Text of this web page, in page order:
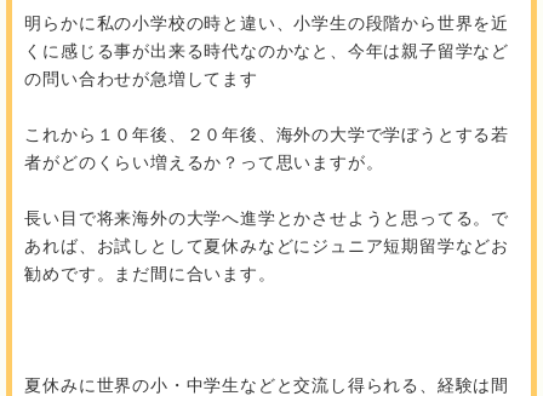
明らかに私の小学校の時と違い、小学生の段階から世界を近
くに感じる事が出来る時代なのかなと、今年は親子留学など
の問い合わせが急増してます
これから１０年後、２０年後、海外の大学で学ぼうとする若
者がどのくらい増えるか？って思いますが。
長い目で将来海外の大学へ進学とかさせようと思ってる。で
あれば、お試しとして夏休みなどにジュニア短期留学などお
勧めです。まだ間に合います。
夏休みに世界の小・中学生などと交流し得られる、経験は間